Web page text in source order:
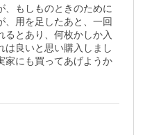
、もしものときのために
、用を足したあと、一回
るとあり、何枚かしか入
は良いと思い購入しまし
家にも買ってあげようか